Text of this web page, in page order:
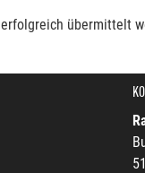
übermittelt